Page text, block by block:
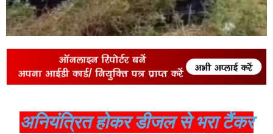
अनियंत्रित होकर डीजल से भरा टैंकर